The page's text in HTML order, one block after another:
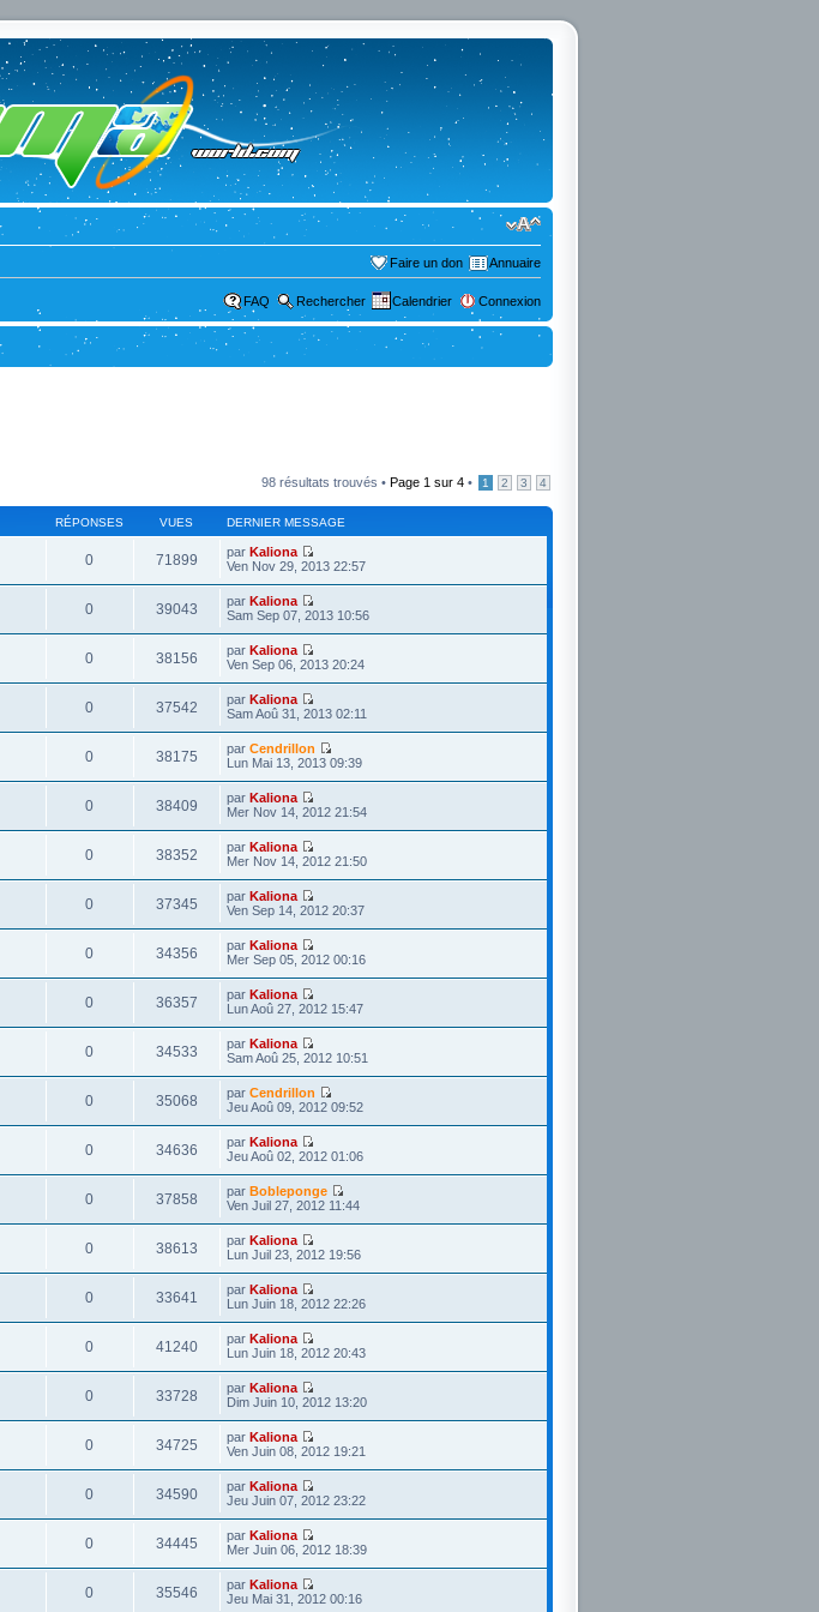
Faire un don Annuaire
FAQ Rechercher Calendrier Connexion
98 résultats trouvés • Page 1 sur 4 • 1 2 3 4
RÉPONSES VUES DERNIER MESSAGE
0 71899 par Kaliona
Ven Nov 29, 2013 22:57
0 39043 par Kaliona
Sam Sep 07, 2013 10:56
0 38156 par Kaliona
Ven Sep 06, 2013 20:24
0 37542 par Kaliona
Sam Aoû 31, 2013 02:11
0 38175 par Cendrillon
Lun Mai 13, 2013 09:39
0 38409 par Kaliona
Mer Nov 14, 2012 21:54
0 38352 par Kaliona
Mer Nov 14, 2012 21:50
0 37345 par Kaliona
Ven Sep 14, 2012 20:37
0 34356 par Kaliona
Mer Sep 05, 2012 00:16
0 36357 par Kaliona
Lun Aoû 27, 2012 15:47
0 34533 par Kaliona
Sam Aoû 25, 2012 10:51
0 35068 par Cendrillon
Jeu Aoû 09, 2012 09:52
0 34636 par Kaliona
Jeu Aoû 02, 2012 01:06
0 37858 par Bobleponge
Ven Juil 27, 2012 11:44
0 38613 par Kaliona
Lun Juil 23, 2012 19:56
0 33641 par Kaliona
Lun Juin 18, 2012 22:26
0 41240 par Kaliona
Lun Juin 18, 2012 20:43
0 33728 par Kaliona
Dim Juin 10, 2012 13:20
0 34725 par Kaliona
Ven Juin 08, 2012 19:21
0 34590 par Kaliona
Jeu Juin 07, 2012 23:22
0 34445 par Kaliona
Mer Juin 06, 2012 18:39
0 35546 par Kaliona
Jeu Mai 31, 2012 00:16